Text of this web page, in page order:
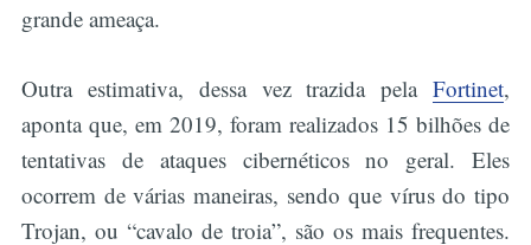
grande ameaça.
Outra estimativa, dessa vez trazida pelaFortinet,
aponta que, em 2019, foram realizados 15 bilhões de
tentativas de ataques cibernéticos no geral. Eles
ocorrem de várias maneiras, sendo que vírus do tipo
Trojan, ou “cavalo de troia”, são os mais frequentes.